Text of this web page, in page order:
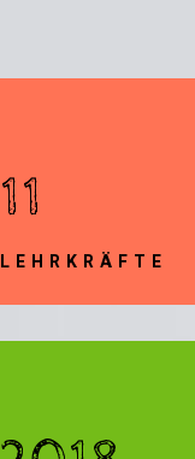
11
LEHRKRÄFTE